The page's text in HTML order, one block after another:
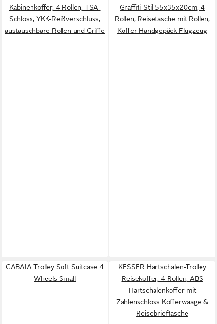
Kabinenkoffer, 4 Rollen, TSA-
Schloss, YKK-Reißverschluss,
austauschbare Rollen und Griffe
Graffiti-Stil 55x35x20cm, 4
Rollen, Reisetasche mit Rollen,
Koffer Handgepäck Flugzeug
CABAIA Trolley Soft Suitcase 4
Wheels Small
KESSER Hartschalen-Trolley
Reisekoffer, 4 Rollen, ABS
Hartschalenkoffer mit
Zahlenschloss Kofferwaage &
Reisebrieftasche